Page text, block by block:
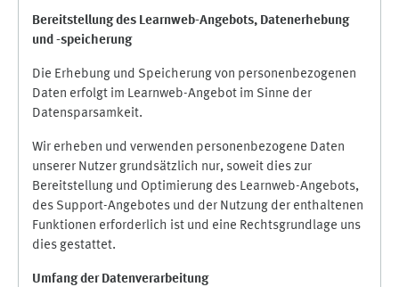
Bereitstellung des Learnweb-Angebots, Datenerhebung
und -speicherung
Die Erhebung und Speicherung von personenbezogenen
Daten erfolgt im Learnweb-Angebot im Sinne der
Datensparsamkeit.
Wir erheben und verwenden personenbezogene Daten
unserer Nutzer grundsätzlich nur, soweit dies zur
Bereitstellung und Optimierung des Learnweb-Angebots,
des Support-Angebotes und der Nutzung der enthaltenen
Funktionen erforderlich ist und eine Rechtsgrundlage uns
dies gestattet.
Umfang der Datenverarbeitung